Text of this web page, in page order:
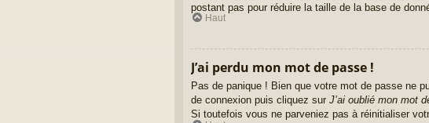
postant pas pour réduire la taille de la base de
Haut
J’ai perdu mon mot de passe !
Pas de panique ! Bien que votre mot de passe ne
de connexion puis cliquez sur J’ai oublié mon mot
Si toutefois vous ne parveniez pas à réinitialiser